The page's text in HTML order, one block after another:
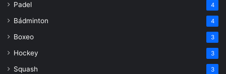
Padel 4
Bádminton 4
Boxeo 3
Hockey 3
Squash 3